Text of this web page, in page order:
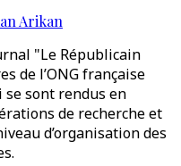
Arikan
"Le Républicain
de l’ONG française
se sont rendus en
de recherche et
d’organisation des